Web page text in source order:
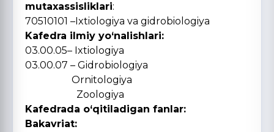
mutaxassisliklari:
70510101 –Ixtiologiya va gidrobiologiya
Kafedra ilmiy yo‘nalishlari:
03.00.05– Ixtiologiya
03.00.07 – Gidrobiologiya
Ornitologiya
Zoologiya
Kafedrada o‘qitiladigan fanlar:
Bakavriat: